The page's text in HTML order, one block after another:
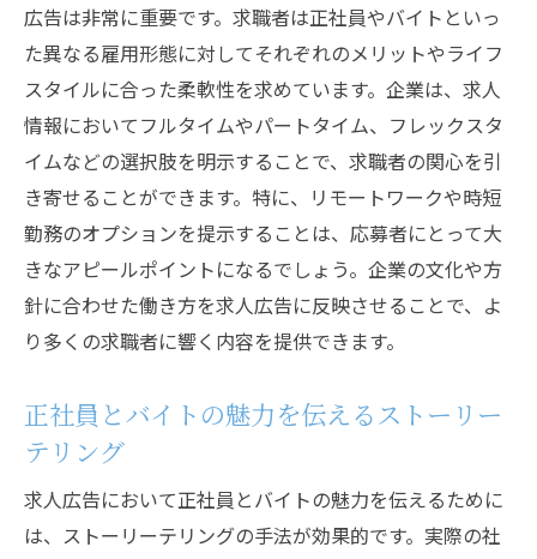
広告は非常に重要です。求職者は正社員やバイトといっ
た異なる雇用形態に対してそれぞれのメリットやライフ
スタイルに合った柔軟性を求めています。企業は、求人
情報においてフルタイムやパートタイム、フレックスタ
イムなどの選択肢を明示することで、求職者の関心を引
き寄せることができます。特に、リモートワークや時短
勤務のオプションを提示することは、応募者にとって大
きなアピールポイントになるでしょう。企業の文化や方
針に合わせた働き方を求人広告に反映させることで、よ
り多くの求職者に響く内容を提供できます。
正社員とバイトの魅力を伝えるストーリー
テリング
求人広告において正社員とバイトの魅力を伝えるために
は、ストーリーテリングの手法が効果的です。実際の社